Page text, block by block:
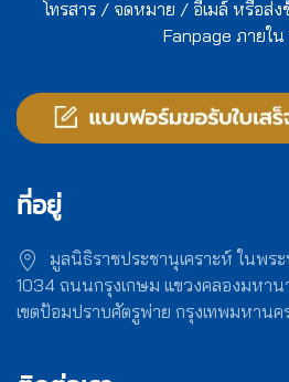
โทรสาร / จดหมาย / อีเมล์ หรือส่
Fanpage ภายใน
ที่อยู่
มูลนิธิราชประชานุเคราะห์ ในพร
1034 ถนนกรุงเกษม แขวงคลองมหาน
เขตป้อมปราบศัตรูพ่าย กรุงเทพมหานค